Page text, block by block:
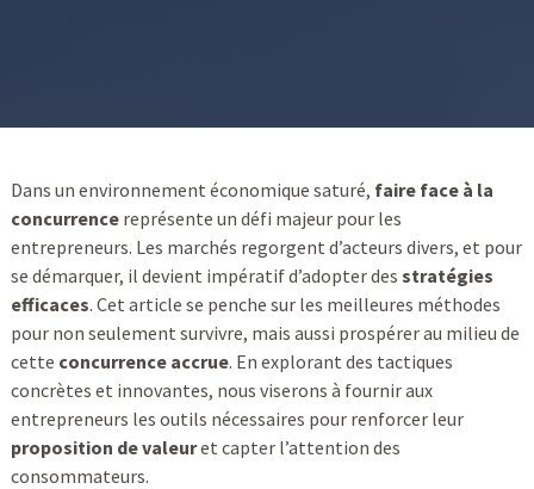
Dans un environnement économique saturé, faire face à la
concurrencereprésente un défi majeur pour les
entrepreneurs. Les marchés regorgent d’acteurs divers, et pour
se démarquer, il devient impératif d’adopter des stratégies
efficaces. Cet article se penche sur les meilleures méthodes
pour non seulement survivre, mais aussi prospérer au milieu de
cette concurrence accrue. En explorant des tactiques
concrètes et innovantes, nous viserons à fournir aux
entrepreneurs les outils nécessaires pour renforcer leur
proposition de valeuret capter l’attention des
consommateurs.